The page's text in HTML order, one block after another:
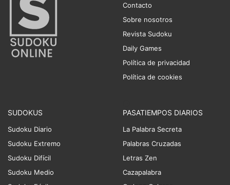
Contacto
Sobre nosotros
Revista Sudoku
Daily Games
Política de privacidad
Política de cookies
SUDOKUS
Sudoku Diario
Sudoku Extremo
Sudoku Difícil
Sudoku Medio
PASATIEMPOS DIARIOS
La Palabra Secreta
Palabras Cruzadas
Letras Zen
Cazapalabra